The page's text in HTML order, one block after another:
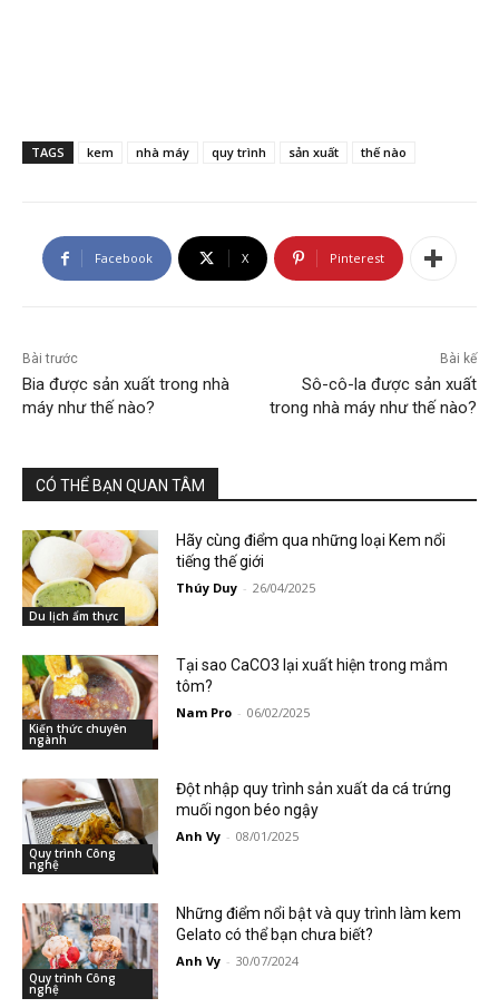
TAGS kem nhà máy quy trình sản xuất thế nào
Facebook X Pinterest
Bài trước
Bia được sản xuất trong nhà
máy như thế nào?
Bài kế
Sô-cô-la được sản xuất
trong nhà máy như thế nào?
CÓ THỂ BẠN QUAN TÂM
Du lịch ẩm thực
Hãy cùng điểm qua những loại Kem nổi
tiếng thế giới
Thúy Duy - 26/04/2025
Kiến thức chuyên
ngành
Tại sao CaCO3 lại xuất hiện trong mắm
tôm?
Nam Pro - 06/02/2025
Quy trình Công
nghệ
Đột nhập quy trình sản xuất da cá trứng
muối ngon béo ngậy
Anh Vy - 08/01/2025
Quy trình Công
nghệ
Những điểm nổi bật và quy trình làm kem
Gelato có thể bạn chưa biết?
Anh Vy - 30/07/2024